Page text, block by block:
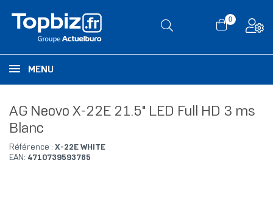
0
MENU
AG Neovo X-22E 21.5" LED Full HD 3 ms
Blanc
Référence : X-22E WHITE
EAN: 4710739593785